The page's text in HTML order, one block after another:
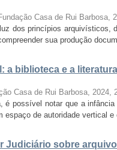
Casa de Rui Barbosa,
dos princípios arquivísticos,
sua produção
a biblioteca e a
Casa de Rui Barbosa, 2024,
é possível notar que a
espaço de autoridade vertical
Judiciário sobre